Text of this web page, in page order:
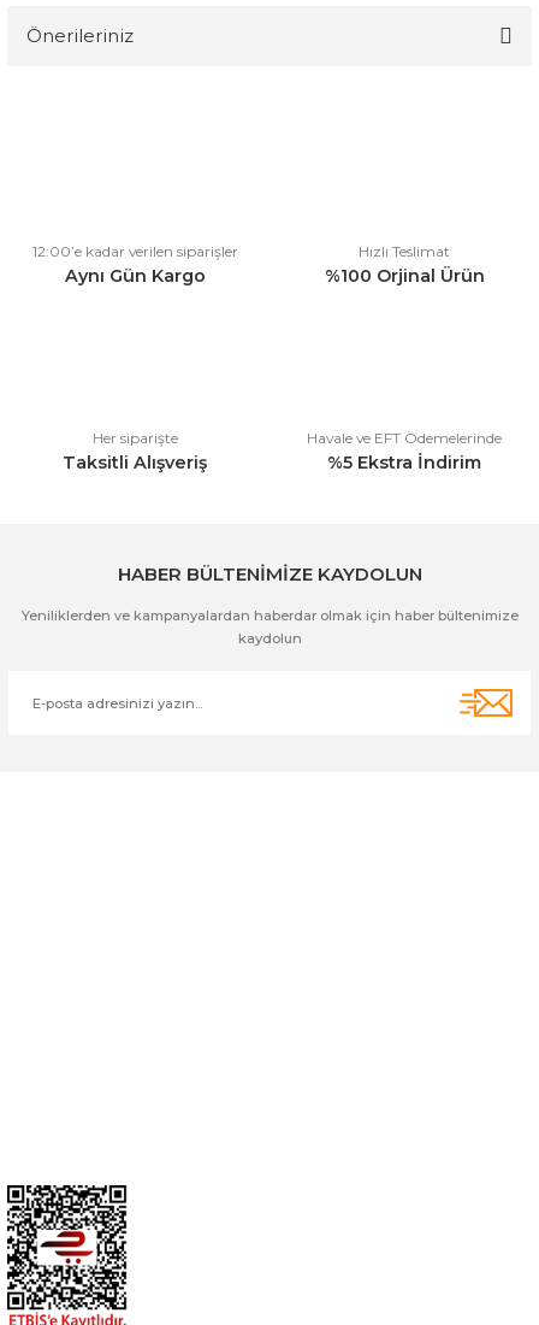
Önerileriniz
Ürün açıklamasında eksik bilgiler bulunuyor.
Ürün bilgilerinde hatalar bulunuyor.
12:00’e kadar verilen siparişler
Aynı Gün Kargo
Hızlı Teslimat
%100 Orjinal Ürün
Her siparişte
Taksitli Alışveriş
Havale ve EFT Ödemelerinde
%5 Ekstra İndirim
HABER BÜLTENİMİZE KAYDOLUN
Yeniliklerden ve kampanyalardan haberdar olmak için haber bültenimize
kaydolun